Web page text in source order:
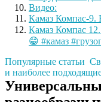
Видео:
Камаз Компас-9.
Камаз Компас
😁 #камаз
Популярные статьи
и наиболее